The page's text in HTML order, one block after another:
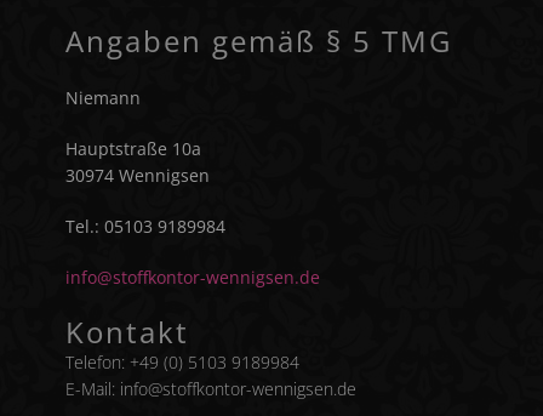
Angaben gemäß § 5 TMG
Niemann
Hauptstraße 10a
30974 Wennigsen
Tel.: 05103 9189984
info@stoffkontor-wennigsen.de
Kontakt
Telefon: +49 (0) 5103 9189984
E-Mail: info@stoffkontor-wennigsen.de